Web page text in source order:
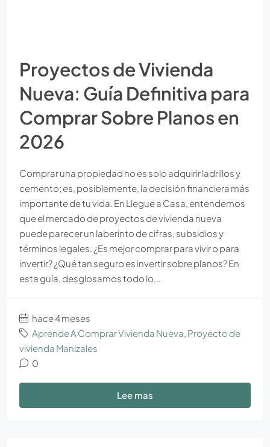
Proyectos de Vivienda
Nueva: Guía Definitiva para
Comprar Sobre Planos en
2026
Comprar una propiedad no es solo adquirir ladrillos y
cemento; es, posiblemente, la decisión financiera más
importante de tu vida. En Llegue a Casa, entendemos
que el mercado de proyectos de vivienda nueva
puede parecer un laberinto de cifras, subsidios y
términos legales. ¿Es mejor comprar para vivir o para
invertir? ¿Qué tan seguro es invertir sobre planos? En
esta guía, desglosamos todo lo...
hace 4 meses
Aprende A Comprar Vivienda Nueva, Proyecto de
vivienda Manizales
0
Lee mas